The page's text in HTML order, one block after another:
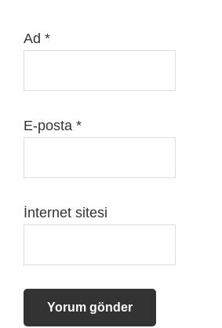
Ad *
E-posta *
İnternet sitesi